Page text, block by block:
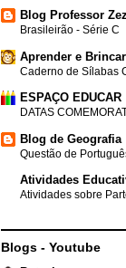
Blog Professor
Brasileirão - Série C
Aprender e Brincar
Caderno de Sílabas
ESPAÇO EDUCAR
DATAS
Blog de Geografia
Questão de
Atividades
Atividades sobre
Blogs - Youtube